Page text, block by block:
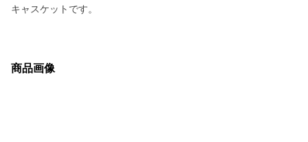
キャスケットです。
商品画像